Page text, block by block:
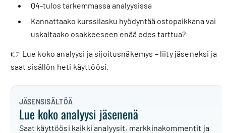
Q4-tulos tarkemmassa analyysissa
Kannattaako kurssilasku hyödyntää ostopaikkana vai
uskaltaako osakkeeseen enää edes tarttua?
👉 Lue koko analyysi ja sijoitusnäkemys – liity jäseneksi ja
saat sisällön heti käyttöösi.
JÄSENSISÄLTÖÄ
Lue koko analyysi jäsenenä
Saat käyttöösi kaikki analyysit, markkinakommentit ja